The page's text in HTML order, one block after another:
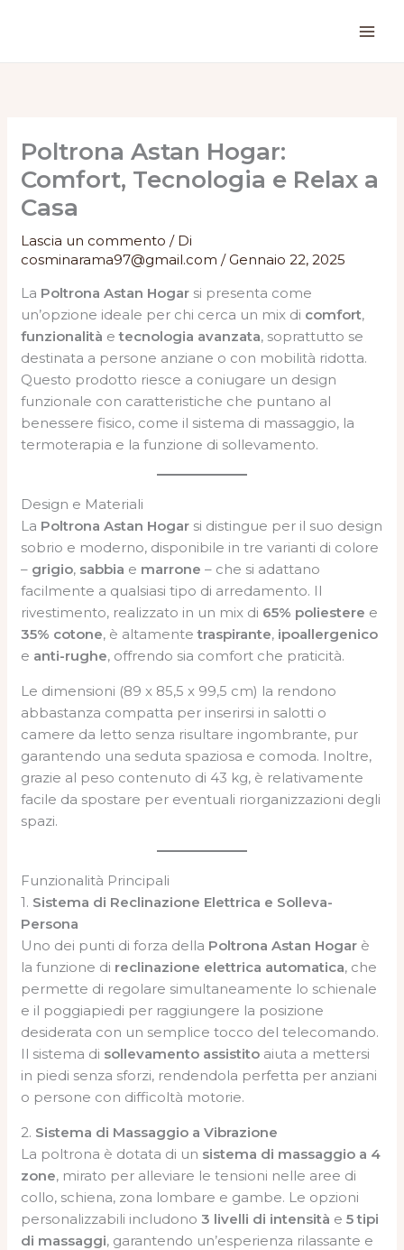
Poltrona Astan Hogar:
Comfort, Tecnologia e Relax a
Casa
Lascia un commento / Di
cosminarama97@gmail.com/Gennaio 22, 2025
La Poltrona Astan Hogar si presenta come
un’opzione ideale per chi cerca un mix di comfort,
funzionalità etecnologia avanzata, soprattutto se
destinata a persone anziane o con mobilità ridotta.
Questo prodotto riesce a coniugare un design
funzionale con caratteristiche che puntano al
benessere fisico, come il sistema di massaggio, la
termoterapia e la funzione di sollevamento.
Design e Materiali
La Poltrona Astan Hogar si distingue per il suo design
sobrio e moderno, disponibile in tre varianti di colore
– grigio, sabbia e marrone – che si adattano
facilmente a qualsiasi tipo di arredamento. Il
rivestimento, realizzato in un mix di 65% poliestere e
35% cotone, è altamentetraspirante, ipoallergenico
e anti-rughe, offrendo sia comfort che praticità.
Le dimensioni (89 x 85,5 x 99,5 cm) la rendono
abbastanza compatta per inserirsi in salotti o
camere da letto senza risultare ingombrante, pur
garantendo una seduta spaziosa e comoda. Inoltre,
grazie al peso contenuto di 43 kg, è relativamente
facile da spostare per eventuali riorganizzazioni degli
spazi.
Funzionalità Principali
1. Sistema di Reclinazione Elettrica e Solleva-
Persona
Uno dei punti di forza della Poltrona Astan Hogar è
la funzione di reclinazione elettrica automatica, che
permette di regolare simultaneamente lo schienale
e il poggiapiedi per raggiungere la posizione
desiderata con un semplice tocco del telecomando.
Il sistema di sollevamento assistito aiuta a mettersi
in piedi senza sforzi, rendendola perfetta per anziani
o persone con difficoltà motorie.
2. Sistema di Massaggio a Vibrazione
La poltrona è dotata di un sistema di massaggio a 4
zone, mirato per alleviare le tensioni nelle aree di
collo, schiena, zona lombare e gambe. Le opzioni
personalizzabili includono3 livelli di intensità e5 tipi
di massaggi, garantendo un’esperienza rilassante e